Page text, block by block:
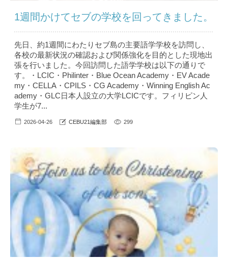
1週間かけてセブの学校を回ってきました。
先日、約1週間にわたりセブ島の主要語学学校を訪問し、
各校の最新状況の確認および関係強化を目的とした現地出
張を行いました。今回訪問した語学学校は以下の通りで
す。・LCIC・Philinter・Blue Ocean Academy・EV Acade
my・CELLA・CPILS・CG Academy・Winning English Ac
ademy・GLC日本人設立の大学LCICです。フィリピン人
学生が7...
2026-04-26 CEBU21編集部 299